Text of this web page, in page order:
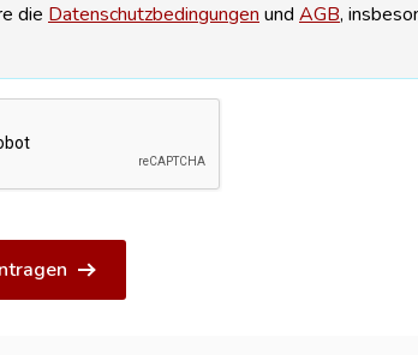
die Datenschutzbedingungen und AGB,